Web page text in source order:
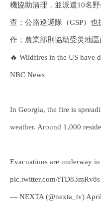
機協助清理，並派遣10名
查；公路巡邏隊（GSP）
作；農業部則協助受災地區
🔥 Wildfires in the US have
NBC News
In Georgia, the fire is
weather. Around 1,000
Evacuations are underway
pic.twitter.com/fTD83mRv8s
— NEXTA (@nexta_tv)